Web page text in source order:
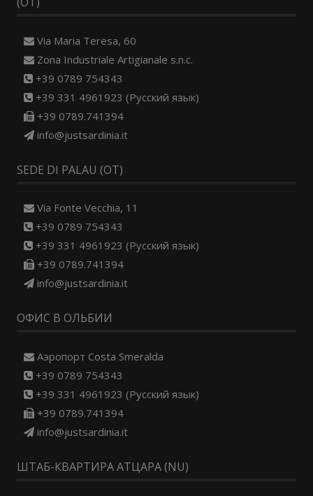
Via Maria Teresa, 60
Zona Industriale Artigianale s.n.c.
+39 0789 754343
+39 331 4961923 (Русский язык)
+39 0789.741394
info@justsardinia.it
SEDE DI PALAU (OT)
Via Fonte Vecchia, 11
+39 0789 754343
+39 331 4961923 (Русский язык)
+39 0789.741394
info@justsardinia.it
ОФИС В ОЛЬБИИ
Aэропорт Costa Smeralda
+39 0789 754343
+39 331 4961923 (Русский язык)
+39 0789.741394
info@justsardinia.it
ШТАБ-КВАРТИРА АТЦАРА (NU)